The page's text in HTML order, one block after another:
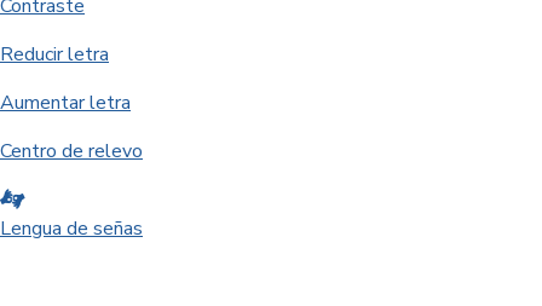
Contraste
Reducir letra
Aumentar letra
Centro de relevo
Lengua de señas